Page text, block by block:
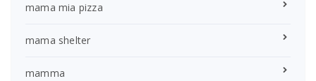
mama mia pizza
mama shelter
mamma